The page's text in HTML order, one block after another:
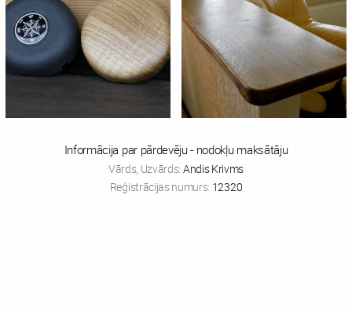
Informācija par pārdevēju - nodokļu maksātāju
Vārds, Uzvārds: Andis Krivms
Reģistrācijas numurs: 12320